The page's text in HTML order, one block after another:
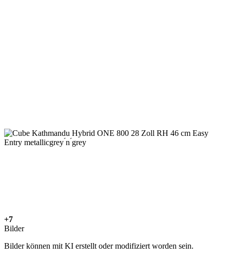
+7
Bilder
Bilder können mit KI erstellt oder modifiziert worden sein.